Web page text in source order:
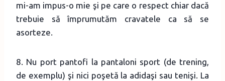
mi-am impus-o mie şi pe care o respect chiar dacă
trebuie să împrumutăm cravatele ca să se
asorteze.
8. Nu port pantofi la pantaloni sport (de trening,
de exemplu) şi nici poşetă la adidaşi sau tenişi. La